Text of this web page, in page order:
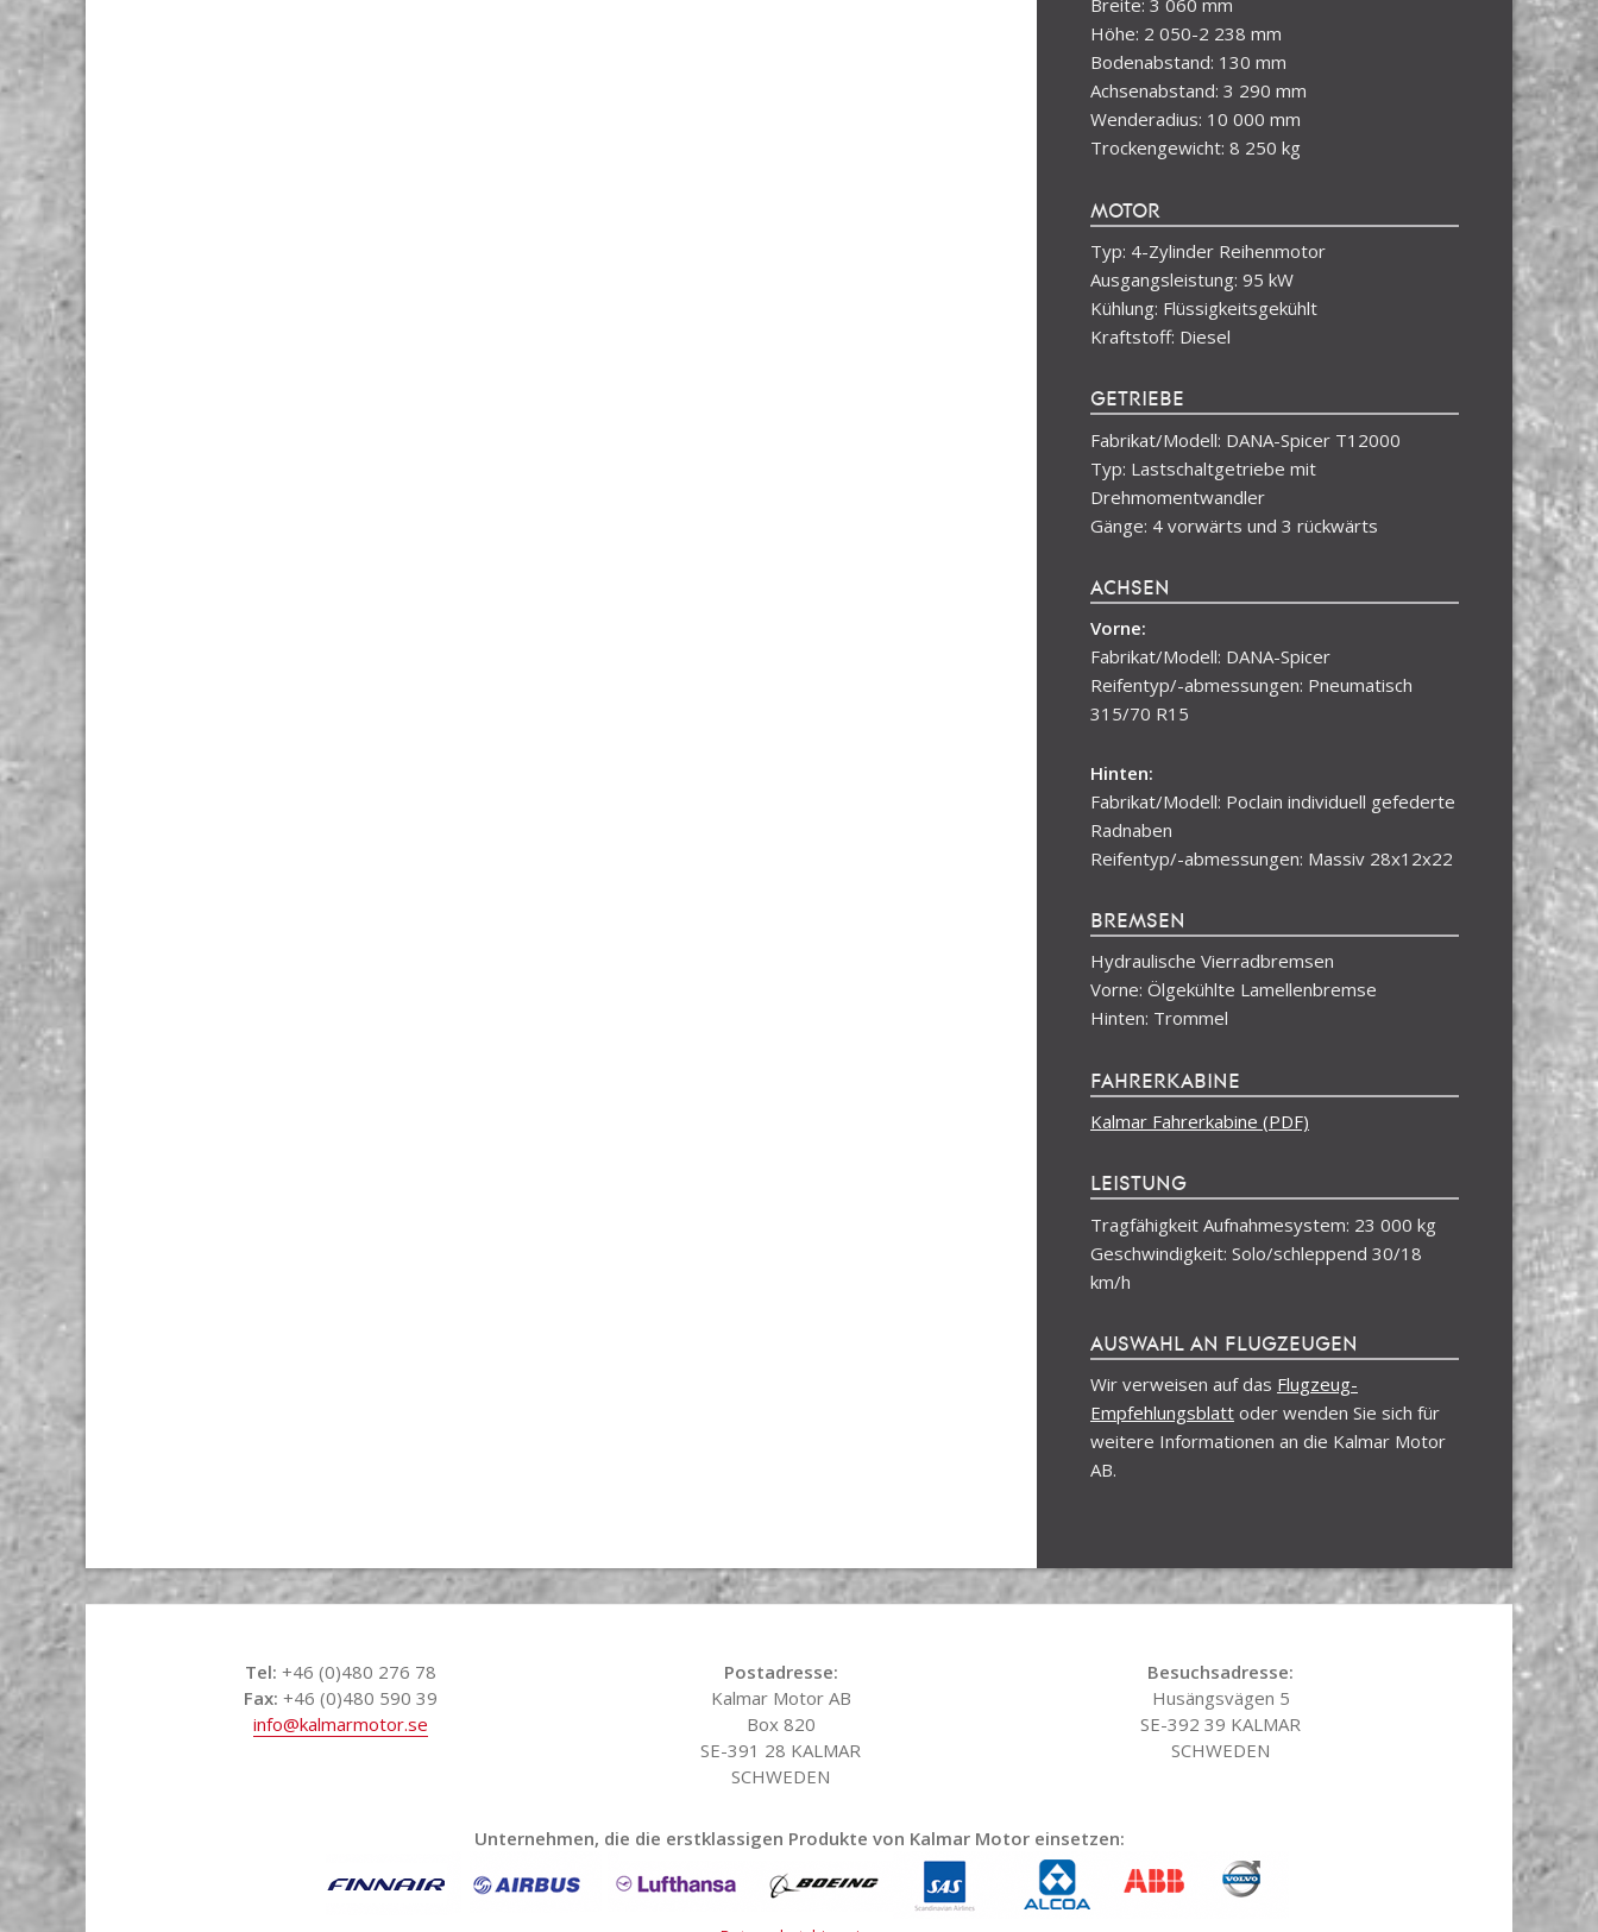
Breite: 3 060 mm
Höhe: 2 050-2 238 mm
Bodenabstand: 130 mm
Achsenabstand: 3 290 mm
Wenderadius: 10 000 mm
Trockengewicht: 8 250 kg
MOTOR
Typ: 4-Zylinder Reihenmotor
Ausgangsleistung: 95 kW
Kühlung: Flüssigkeitsgekühlt
Kraftstoff: Diesel
GETRIEBE
Fabrikat/Modell: DANA-Spicer T12000
Typ: Lastschaltgetriebe mit
Drehmomentwandler
Gänge: 4 vorwärts und 3 rückwärts
ACHSEN
Vorne:
Fabrikat/Modell: DANA-Spicer
Reifentyp/-abmessungen: Pneumatisch
315/70 R15
Hinten:
Fabrikat/Modell: Poclain individuell gefederte
Radnaben
Reifentyp/-abmessungen: Massiv 28x12x22
BREMSEN
Hydraulische Vierradbremsen
Vorne: Ölgekühlte Lamellenbremse
Hinten: Trommel
FAHRERKABINE
Kalmar Fahrerkabine (PDF)
LEISTUNG
Tragfähigkeit Aufnahmesystem: 23 000 kg
Geschwindigkeit: Solo/schleppend 30/18
km/h
AUSWAHL AN FLUGZEUGEN
Wir verweisen auf das Flugzeug-
Empfehlungsblatt oder wenden Sie sich für
weitere Informationen an die Kalmar Motor
AB.
Tel: +46 (0)480 276 78
Fax: +46 (0)480 590 39
info@kalmarmotor.se
Postadresse:
Kalmar Motor AB
Box 820
SE-391 28 KALMAR
SCHWEDEN
Besuchsadresse:
Husängsvägen 5
SE-392 39 KALMAR
SCHWEDEN
Unternehmen, die die erstklassigen Produkte von Kalmar Motor einsetzen: